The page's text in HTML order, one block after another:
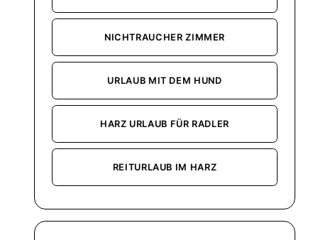
NICHTRAUCHER ZIMMER
URLAUB MIT DEM HUND
HARZ URLAUB FÜR RADLER
REITURLAUB IM HARZ